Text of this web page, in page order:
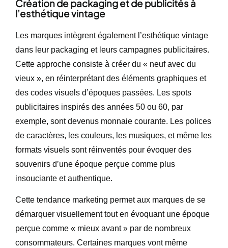
Création de packaging et de publicités à
l’esthétique vintage
Les marques intègrent également l’esthétique vintage
dans leur packaging et leurs campagnes publicitaires.
Cette approche consiste à créer du « neuf avec du
vieux », en réinterprétant des éléments graphiques et
des codes visuels d’époques passées. Les spots
publicitaires inspirés des années 50 ou 60, par
exemple, sont devenus monnaie courante. Les polices
de caractères, les couleurs, les musiques, et même les
formats visuels sont réinventés pour évoquer des
souvenirs d’une époque perçue comme plus
insouciante et authentique.
Cette tendance marketing permet aux marques de se
démarquer visuellement tout en évoquant une époque
perçue comme « mieux avant » par de nombreux
consommateurs. Certaines marques vont même